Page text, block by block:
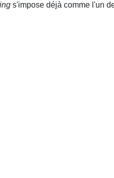
s'impose déjà comme l'un